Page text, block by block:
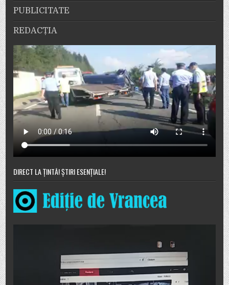
PUBLICITATE
REDACȚIA
DIRECT LA ȚINTĂ! ȘTIRI ESENȚIALE!